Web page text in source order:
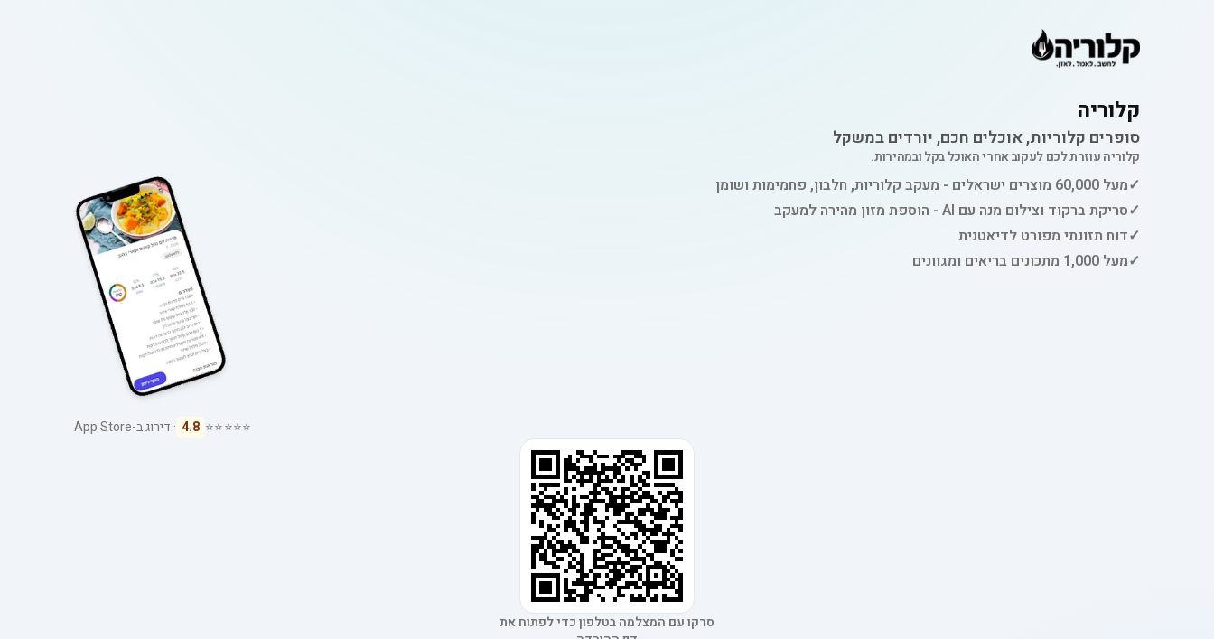
קלוריה
סופרים קלוריות, אוכלים חכם, יורדים במשקל
קלוריה עוזרת לכם לעקוב אחרי האוכל בקל ובמהירות.
✓מעל 60,000 מוצרים ישראלים - מעקב קלוריות, חלבון, פחמימות ושומן
✓סריקת ברקוד וצילום מנה עם AI - הוספת מזון מהירה למעקב
✓דוח תזונתי מפורט לדיאטנית
✓מעל 1,000 מתכונים בריאים ומגוונים
⭐⭐⭐⭐⭐
4.8 · דירוג ב-App Store
סרקו עם המצלמה בטלפון כדי לפתוח את